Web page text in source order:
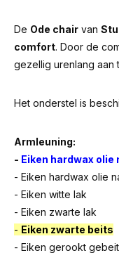
De Ode chair van
comfort. Door de
gezellig urenlang aan
Het onderstel is
Armleuning:
- Eiken hardwax
- Eiken hardwax olie
- Eiken witte lak
- Eiken zwarte lak
- Eiken zwarte beits
- Eiken gerookt